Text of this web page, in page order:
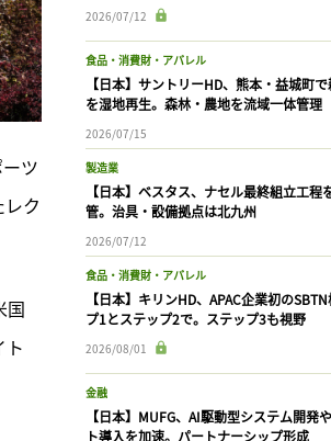
ツ
ク
国
2026/07/12
食品・消費財・アパレル
【日本】サントリーHD、熊本・益城町
を湿地再生。森林・農地を流域一体管理
2026/07/15
製造業
【日本】ベスタス、ナセル最終組立工程
管。治具・設備拠点は北九州
2026/07/12
食品・消費財・アパレル
【日本】キリンHD、APAC企業初の
プ1とステップ2で。ステップ3も視野
2026/08/01
金融
【日本】MUFG、AI駆動型システム開発
ト導入を加速。パートナーシップ形成